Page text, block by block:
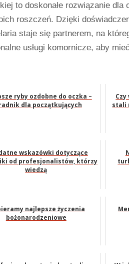
to doskonałe rozwiązanie dla
roszczeń. Dzięki
staje się partnerem, na
usługi komornicze, aby
ryby ozdobne do oczka –
dla początkujących
stali
wskazówki dotyczące
od profesjonalistów, którzy
wiedzą
najlepsze życzenia
bożonarodzeniowe